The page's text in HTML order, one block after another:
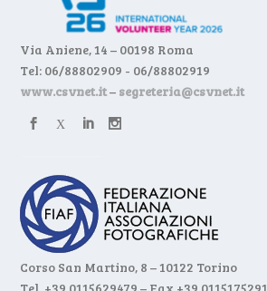
Via Aniene, 14 – 00198 Roma
Tel: 06/88802909 - 06/88802919
www.csvnet.it– segreteria@csvnet.it
Corso San Martino, 8 – 10122 Torino